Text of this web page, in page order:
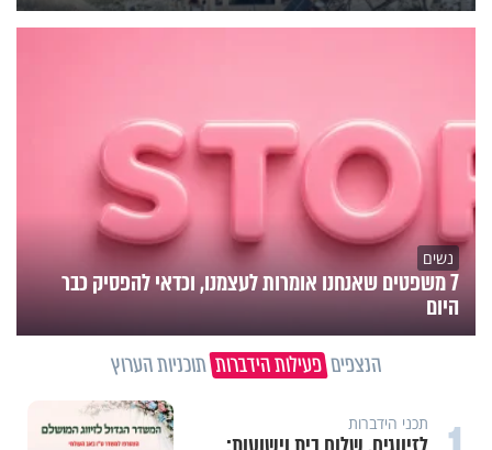
נשים
7 משפטים שאנחנו אומרות לעצמנו, וכדאי להפסיק כבר
היום
הנצפים פעילות הידברות תוכניות הערוץ
תכני הידברות